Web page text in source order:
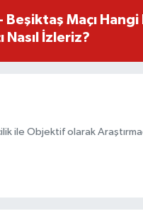
Beşiktaş Maçı Hangi
Nasıl İzleriz?
ile Objektif olarak